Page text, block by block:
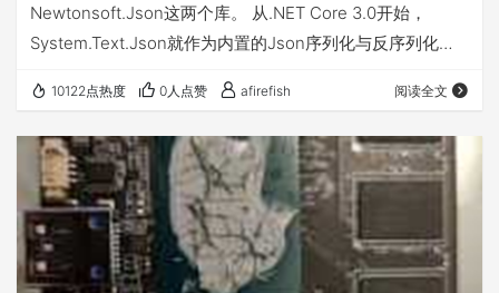
Newtonsoft.Json这两个库。 从.NET Core 3.0开始，
System.Text.Json就作为内置的Json序列化与反序列化工
发者都入职微软了）。根据微软官方描述，相对于
Newtonsoft.Json，可以获得1.3倍速--5倍的速度，具体也
取决于使用场景。 于是我做了个实验，来对比了下Sys…
10122点热度 0人点赞 afirefish 阅读全文